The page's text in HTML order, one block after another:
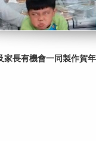
長有機會一同製作賀